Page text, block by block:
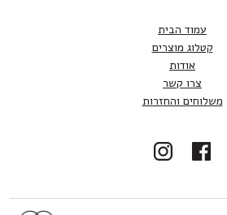
עמוד הבית
קטלוג מוצרים
אודות
צרו קשר
משלוחים והחזרות